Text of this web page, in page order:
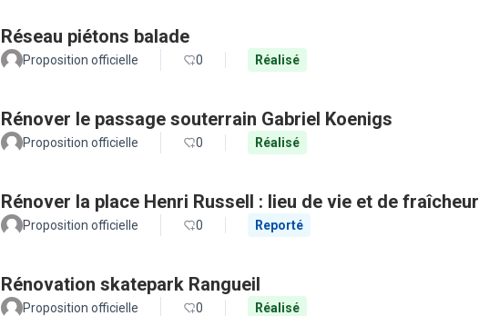
Réseau piétons balade
Proposition officielle 0 Réalisé
Rénover le passage souterrain Gabriel Koenigs
Proposition officielle 0 Réalisé
Rénover la place Henri Russell : lieu de vie et de fraîcheur
Proposition officielle 0 Reporté
Rénovation skatepark Rangueil
Proposition officielle 0 Réalisé